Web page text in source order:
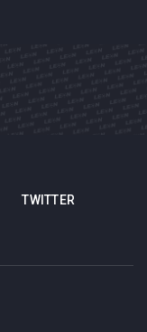
TWITTER